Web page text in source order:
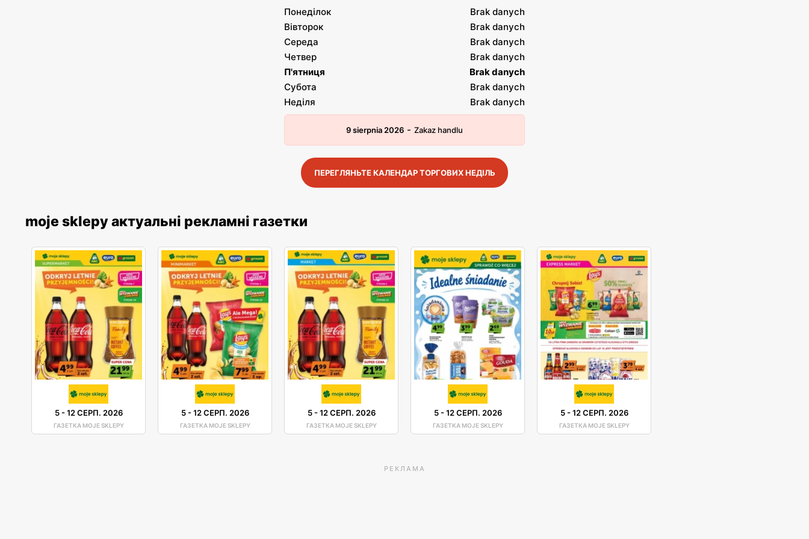
Понеділок
Brak danych
Вівторок
Brak danych
Середа
Brak danych
Четвер
Brak danych
П'ятниця
Brak danych
Субота
Brak danych
Неділя
Brak danych
9 sierpnia 2026 - Zakaz handlu
ПЕРЕГЛЯНЬТЕ КАЛЕНДАР ТОРГОВИХ НЕДІЛЬ
moje sklepy актуальні рекламні газетки
5-12 СЕРП. 2026
ГАЗЕТКА MOJE SKLEPY
5-12 СЕРП. 2026
ГАЗЕТКА MOJE SKLEPY
5-12 СЕРП. 2026
ГАЗЕТКА MOJE SKLEPY
5-12 СЕРП. 2026
ГАЗЕТКА MOJE SKLEPY
5-12 СЕРП. 2026
ГАЗЕТКА MOJE SKLEPY
РЕКЛАМА